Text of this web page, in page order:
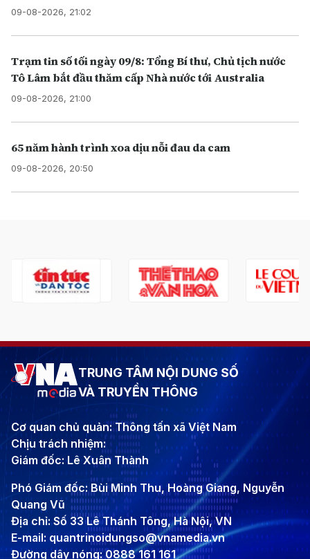
09-08-2026, 21:02
Trạm tin số tối ngày 09/8: Tổng Bí thư, Chủ tịch nước
Tô Lâm bắt đầu thăm cấp Nhà nước tới Australia
09-08-2026, 21:00
65 năm hành trình xoa dịu nỗi đau da cam
09-08-2026, 20:50
TRUNG TÂM NỘI DUNG SỐ
VÀ TRUYỀN THÔNG
Cơ quan chủ quản: Thông tấn xã Việt Nam
Chịu trách nhiệm:
Giám đốc: Lê Xuân Thành
Phó Giám đốc: Bùi Minh Thu, Hoàng Giang, Nguyễn
Quang Vũ
Địa chỉ: Số 33 Lê Thánh Tông, Hà Nội, VN
E-mail: quantrinoidungso@vnamedia.vn
Đường dây nóng: 0888 161 161